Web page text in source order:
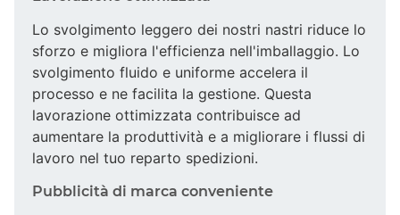
Lo svolgimento leggero dei nostri nastri riduce lo
sforzo e migliora l'efficienza nell'imballaggio. Lo
svolgimento fluido e uniforme accelera il
processo e ne facilita la gestione. Questa
lavorazione ottimizzata contribuisce ad
aumentare la produttività e a migliorare i flussi di
lavoro nel tuo reparto spedizioni.
Pubblicità di marca conveniente